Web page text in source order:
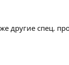
другие спец.